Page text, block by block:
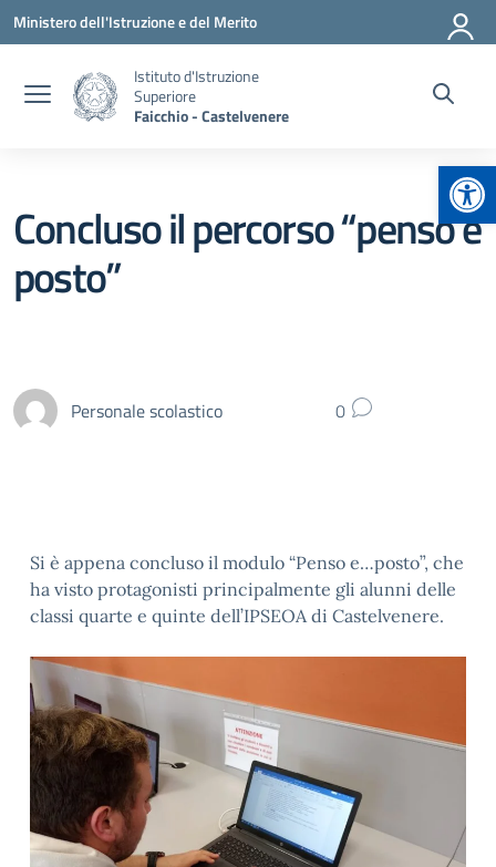
Vai ai contenuti
Vai al menu di navigazione
Vai al footer
Ministero dell'Istruzione e del Merito
Istituto d'Istruzione
Superiore
Faicchio - Castelvenere
Concluso il percorso “penso e
posto”
Personale scolastico 0
Si è appena concluso il modulo “Penso e…posto”, che
ha visto protagonisti principalmente gli alunni delle
classi quarte e quinte dell’IPSEOA di Castelvenere.